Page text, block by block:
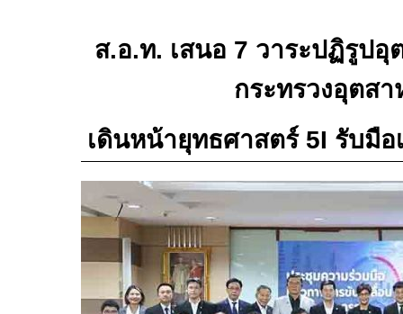
ส.อ.ท. เสนอ 7 วาระปฏิรูปอุ
กระทรวงอุตสา
เดินหน้ายุทธศาสตร์ 5I รับมือ